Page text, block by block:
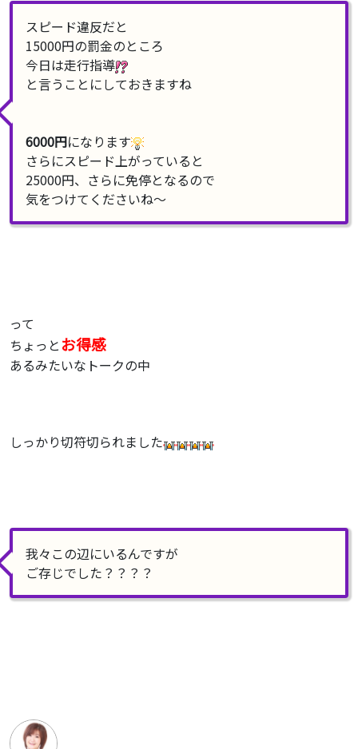
スピード違反だと
15000円の罰金のところ
今日は走行指導
と言うことにしておきますね
6000円になります
さらにスピード上がっていると
25000円、さらに免停となるので
気をつけてくださいね〜
って
ちょっと お得感
あるみたいなトークの中
しっかり切符切られました
我々この辺にいるんですが
ご存じでした？？？？